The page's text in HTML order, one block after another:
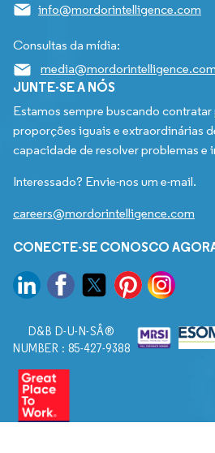
info@mordorintelligence.com
Consultas da mídia:
media@mordorintelligence.com
JUNTE-SE A NÓS
Estamos sempre buscando
proporções iguais e extraordinárias
capacidade de resolver problemas e
Interessado? Envie-nos um e-mail.
careers@mordorintelligence.com
CONECTE-SE CONOSCO
D&B D-U-N-SÂ®
NUMBER : 85-427-9388